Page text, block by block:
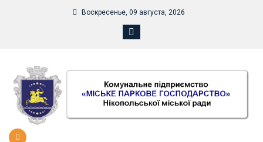
Воскресенье, 09 августа, 2026